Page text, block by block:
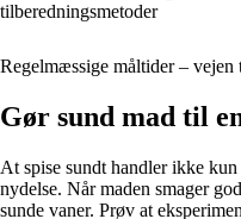
tilberedningsmetoder
Regelmæssige måltider –
Gør sund mad til
At spise sundt handler ikke
nydelse. Når maden smager
sunde vaner. Prøv at